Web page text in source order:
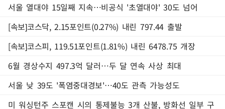
서울 열대야 15일째 지속…비공식 '초열대야' 30도 넘어
[속보]코스닥, 2.15포인트(0.27%) 내린 797.44 출발
[속보]코스피, 119.51포인트(1.81%) 내린 6478.75 개장
6월 경상수지 497.3억 달러…두 달 연속 사상 최대
서울 낮 39도 '폭염중대경보'…40도 관측 가능성도
미 워싱턴주 스포캔 시의 통제불능 3개 산불, 방화선 일부 구